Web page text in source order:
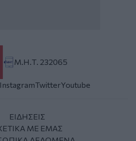
Μ.Η.Τ. 232065
InstagramTwitterYoutube
ΕΙΔΗΣΕΙΣ
ΜΕ ΕΜΑΣ